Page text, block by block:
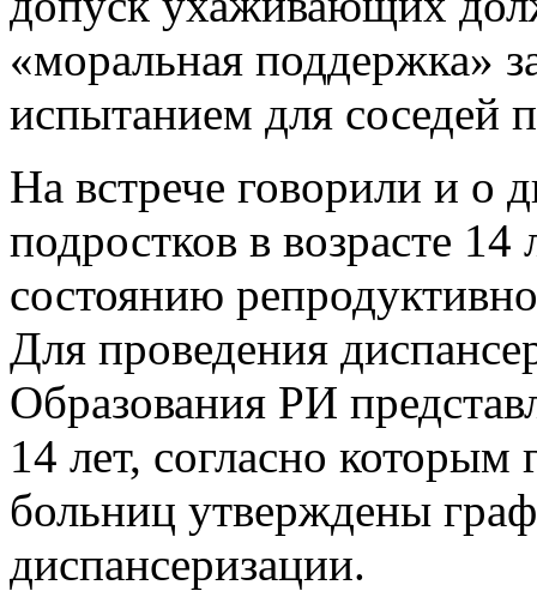
«моральная поддержка»
испытанием для соседей
На встрече говорили и о
подростков в возрасте
состоянию
Для проведения
Образования РИ
14 лет, согласно
больниц утверждены
диспансеризации.